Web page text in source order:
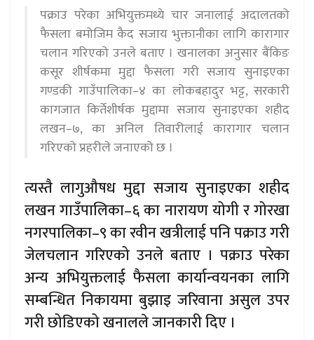
पक्राउ परेका अभियुक्तमध्ये चार जनालाई अदालतको
फैसला बमोजिम कैद सजाय भुक्तानीका लागि कारागार
चलान गरिएको उनले बताए । खनालका अनुसार बैंकिङ
कसूर शीर्षकमा मुद्दा फैसला गरी सजाय सुनाइएका
गण्डकी गाउँपालिका–४ का लोकबहादुर भट्ट, सरकारी
कागजात किर्तेशीर्षक मुद्दामा सजाय सुनाइएका शहीद
लखन–७, का अनिल तिवारीलाई कारागार चलान
गरिएको प्रहरीले जनाएको छ ।
त्यस्तै लागुऔषध मुद्दा सजाय सुनाइएका शहीद
लखन गाउँपालिका–६ का नारायण योगी र गोरखा
नगरपालिका–९ का रवीन खत्रीलाई पनि पक्राउ गरी
जेलचलान गरिएको उनले बताए । पक्राउ परेका
अन्य अभियुक्तलाई फैसला कार्यान्वयनका लागि
सम्बन्धित निकायमा बुझाइ जरिवाना असुल उपर
गरी छोडिएको खनालले जानकारी दिए ।